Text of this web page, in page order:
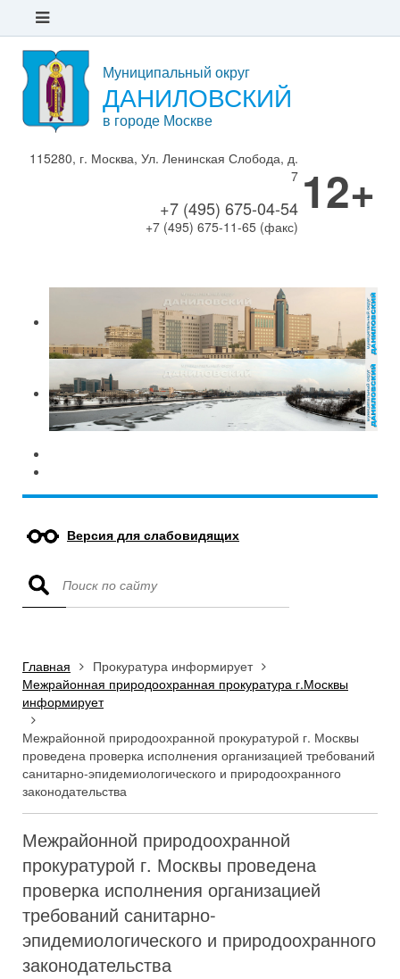
Муниципальный округ
ДАНИЛОВСКИЙ
в городе Москве
115280, г. Москва, Ул. Ленинская Слобода, д.
7
+7 (495) 675-04-54
+7 (495) 675-11-65 (факс)
12+
Версия для слабовидящих
Главная
Прокуратура информирует
Межрайонная природоохранная прокуратура г.Москвы
информирует
Межрайонной природоохранной прокуратурой г. Москвы
проведена проверка исполнения организацией требований
санитарно-эпидемиологического и природоохранного
законодательства
Межрайонной природоохранной
прокуратурой г. Москвы проведена
проверка исполнения организацией
требований санитарно-
эпидемиологического и природоохранного
законодательства